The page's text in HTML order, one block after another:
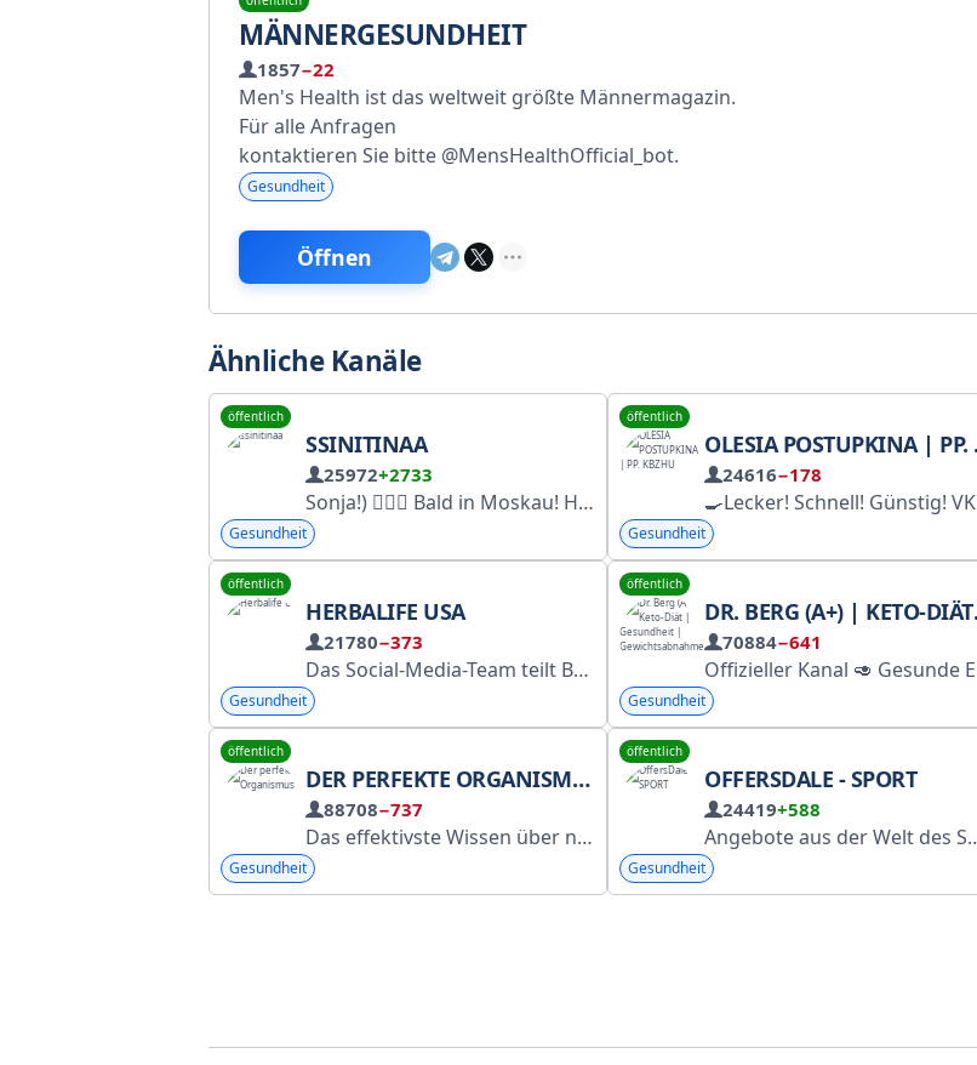
MÄNNERGESUNDHEIT
1857−22
Men's Health ist das weltweit größte Männermagazin.
Für alle Anfragen
kontaktieren Sie bitte @MensHealthOfficial_bot.
Gesundheit
Öffnen
Ähnliche Kanäle
öffentlich
SSINITINAA
25972+2733
Sonja!) 🙋🏼‍♀️ Bald in Moskau! Hier gibt's Sport, leckeres Essen und Einblicke in meinen Alltag! 🧘🏼‍♀️🥑 Unser Chat: @obsujdeniesofi Anfragen zu Werbung und Kooperation bitte an 👇🏼 💌 @prssinitsinaa 💌 prssinitsinaa@gmail.com RKN: https://www.gosuslugi.ru/snet/6926de9507df816832b3bdef
Gesundheit
öffentlich
OLESIA POSTUPKINA | PP. KBZHU
24616−178
🍳Lecker! Schnell! Günstig! VKontakte-Chat zum Thema Abnehmen: https://vk.me/join/kfo2pOR39OBs_gTFZ33Fv4NxedLkqNsCnsc= MAX: https://max.ru/olesiapostupkina VK: https://vk.com/olesiapostupkina Roskomnadzor-Benachrichtigung: 016625
Gesundheit
öffentlich
HERBALIFE USA
21780−373
Das Social-Media-Team teilt Best Practices und Inhalte
Gesundheit
öffentlich
DR. BERG (A+) | KETO-DIÄT | GESUNDHEIT | GEWICHTSABNAHME
70884−641
Offizieller Kanal 🥑 Gesunde Ernährung, Keto und Intervallfasten 📌drberg.ru Beraterin @ekaterina_moderator Dr. Eric Berg (DC) ist Chiropraktiker, kein Arzt. Nur zu Informationszwecken. Registrierung bei RKN: https://link.drberg.ru/tf
Gesundheit
öffentlich
DER PERFEKTE ORGANISMUS
88708−737
Das effektivste Wissen über natürliche Heilung! Ernährung, Bewegung, Atmung, Kräuter, Akupunkturpunkte usw. Registriere dich auf der RKN-Liste: https://clck.ru/3FWJZy Admin: @andrey_tgs Manager: @Spiral_Miya (Achtung: Fake-Profile!) @sale_sto YMReferral
Gesundheit
öffentlich
OFFERSDALE - SPORT
24419+588
Angebote aus der Welt des Sports, darunter Zubehör für körperliche Aktivität, Sportbekleidung, gesunde Ernährung und Nahrungsergänzungsmittel. Als Amazon- und eBay-Partner verdienen wir an qualifizierten Käufen.
Gesundheit